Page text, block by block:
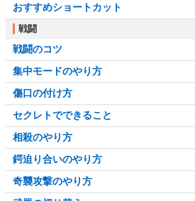
おすすめショートカット
戦闘
戦闘のコツ
集中モードのやり方
傷口の付け方
セクレトでできること
相殺のやり方
鍔迫り合いのやり方
奇襲攻撃のやり方